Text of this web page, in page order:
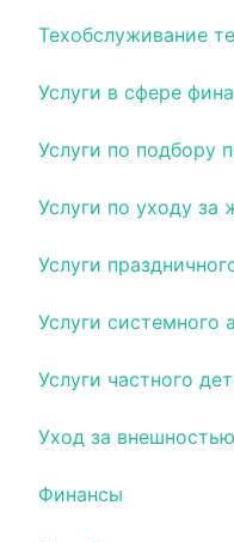
Техобслуживание
Услуги в сфере
Услуги по подбору
Услуги по уходу за
Услуги
Услуги системного
Услуги частного
Уход за внешностью
Финансы